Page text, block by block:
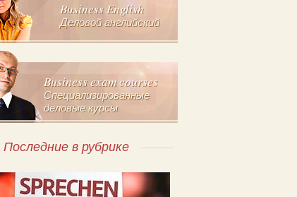
Business English
Деловой английский
Business exam courses
Специализированные
деловые курсы
Последние в рубрике